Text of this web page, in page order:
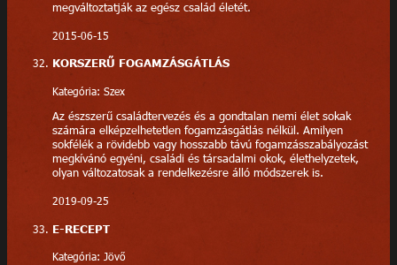
megváltoztatják az egész család életét.
2015-06-15
KORSZERŰ FOGAMZÁSGÁTLÁS
Kategória: Szex
Az észszerű családtervezés és a gondtalan nemi élet sokak
számára elképzelhetetlen fogamzásgátlás nélkül. Amilyen
sokfélék a rövidebb vagy hosszabb távú fogamzásszabályozást
megkívánó egyéni, családi és társadalmi okok, élethelyzetek,
olyan változatosak a rendelkezésre álló módszerek is.
2019-09-25
E-RECEPT
Kategória: Jövő